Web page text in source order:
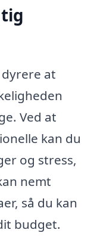
at
Ved at
kan du
og stress,
nemt
så du kan
budget.